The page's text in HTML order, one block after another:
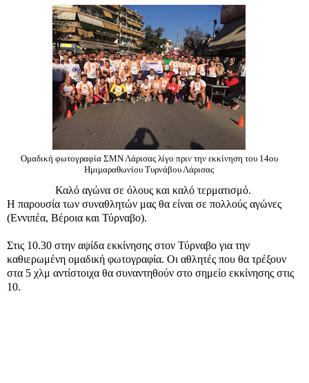
Ομαδική φωτογραφία ΣΜΝ Λάρισας λίγο πριν την εκκίνηση του 14ου
Ημιμαραθωνίου Τυρνάβου Λάρισας
Καλό αγώνα σε όλους και καλό τερματισμό.
Η παρουσία των συναθλητών μας θα είναι σε πολλούς αγώνες
(Εννιπέα, Βέροια και Τύρναβο).
Στις 10.30 στην αψίδα εκκίνησης στον Τύρναβο για την
καθιερωμένη ομαδική φωτογραφία. Οι αθλητές που θα τρέξουν
στα 5 χλμ αντίστοιχα θα συναντηθούν στο σημείο εκκίνησης στις
10.